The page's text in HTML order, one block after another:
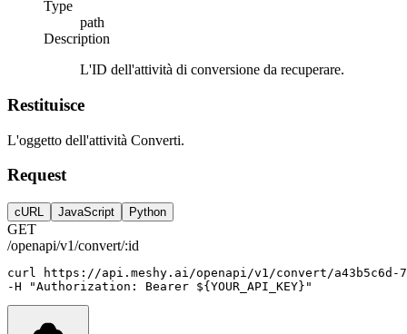
Type
path
Description
L'ID dell'attività di conversione da recuperare.
Restituisce
L'oggetto dell'attività Converti.
Request
cURL JavaScript Python
GET
/openapi/v1/convert/:id
curl
https://api.meshy.ai/openapi/v1/convert/a43b5c6d-
-H
"Authorization: Bearer ${YOUR_API_KEY}"